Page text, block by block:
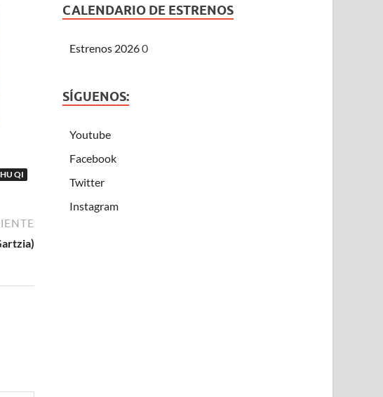
QI
CALENDARIO DE ESTRENOS
Estrenos 20260
SÍGUENOS:
Youtube
Facebook
Twitter
Instagram